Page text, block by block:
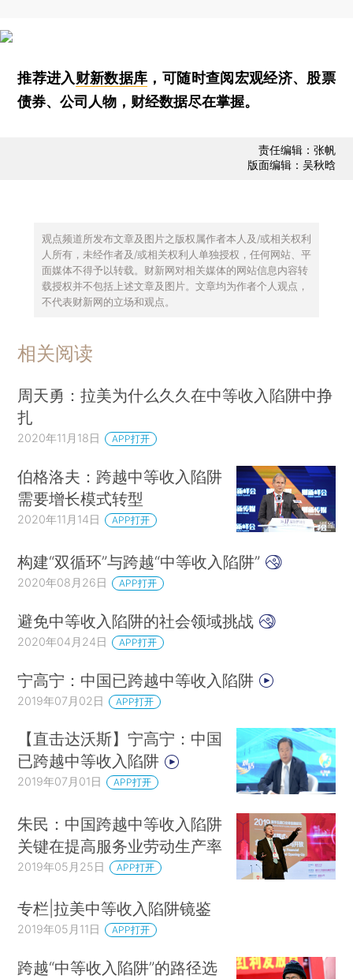
推荐进入财新数据库 ，可随时查阅宏观经济、股票
债券、公司人物，财经数据尽在掌握。
责任编辑：张帆
版面编辑：吴秋晗
观点频道所发布文章及图片之版权属作者本人及/或相关权利
人所有，未经作者及/或相关权利人单独授权，任何网站、平
面媒体不得予以转载。财新网对相关媒体的网站信息内容转
载授权并不包括上述文章及图片。文章均为作者个人观点，
不代表财新网的立场和观点。
相关阅读
周天勇：拉美为什么久久在中等收入陷阱中挣
扎
2020年11月18日 APP打开
伯格洛夫：跨越中等收入陷阱
需要增长模式转型
2020年11月14日 APP打开
构建“双循环”与跨越“中等收入陷阱”
2020年08月26日 APP打开
避免中等收入陷阱的社会领域挑战
2020年04月24日 APP打开
宁高宁：中国已跨越中等收入陷阱
2019年07月02日 APP打开
【直击达沃斯】宁高宁：中国
已跨越中等收入陷阱
2019年07月01日 APP打开
朱民：中国跨越中等收入陷阱
关键在提高服务业劳动生产率
2019年05月25日 APP打开
专栏|拉美中等收入陷阱镜鉴
2019年05月11日 APP打开
跨越“中等收入陷阱”的路径选